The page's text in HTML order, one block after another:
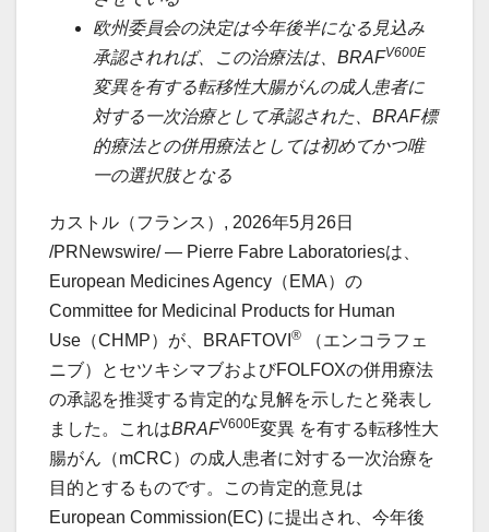
欧州委員会の決定は今年後半になる見込み
承認されれば、この治療法は、BRAFV600E
変異を有する転移性大腸がんの成人患者に
対する一次治療として承認された、BRAF標
的療法との併用療法としては初めてかつ唯
一の選択肢となる
カストル（フランス） , 2026年5月26日
/PRNewswire/ — Pierre Fabre Laboratoriesは、
European Medicines Agency（EMA）の
Committee for Medicinal Products for Human
Use（CHMP）が、BRAFTOVI ®
（エンコラフェ
ニブ）とセツキシマブおよびFOLFOXの併用療法
の承認を推奨する肯定的な見解を示したと発表し
ました。これはBRAFV600E変異 を有する転移性大
腸がん（mCRC）の成人患者に対する一次治療を
目的とするものです。この肯定的意見は
European Commission(EC) に提出され、今年後